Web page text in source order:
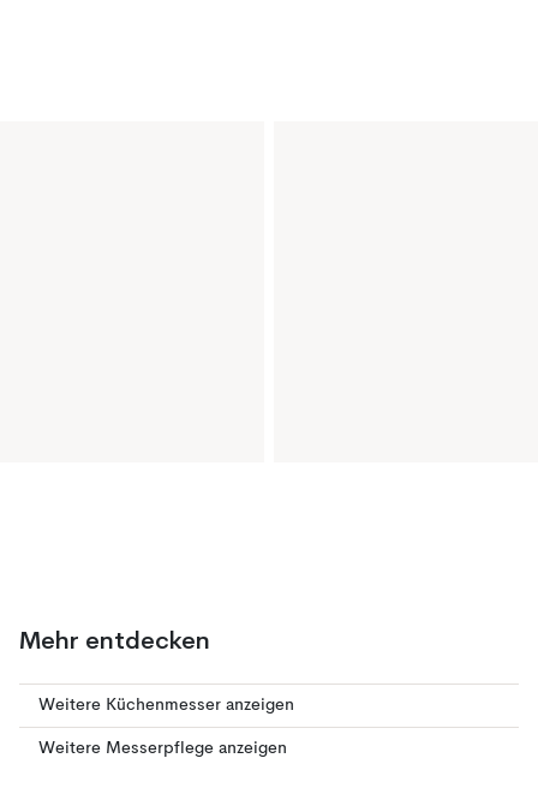
Mehr entdecken
Weitere Küchenmesser anzeigen
Weitere Messerpflege anzeigen